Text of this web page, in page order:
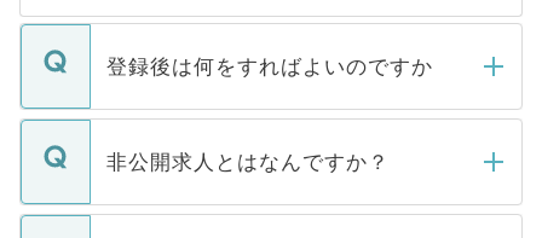
登録後は何をすればよいのですか
ご登録いただきましたら、弊社担当者がご
登録内容を確認し、その後メールもしくは
ます。通常、5営業日以内にはご連絡をせて
非公開求人とはなんですか？
マイナビDOCTORで取り扱っている求人の